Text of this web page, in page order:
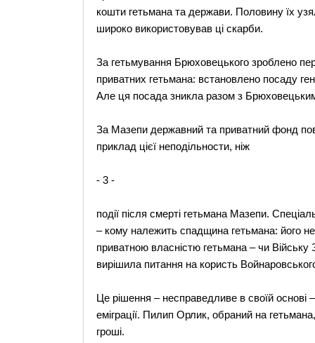
кошти гетьмана та держави. Половину їх
широко використовував ці скарби.
За гетьмування Брюховецького зроблено
приватних гетьмана: встановлено посаду
Але ця посада зникла разом з Брюховецьким
За Мазепи державний та приватний фонд
приклад цієї неподільности, ніж
- 3 -
події після смерті гетьмана Мазепи.
– кому належить спадщина гетьмана: його
приватною власністю гетьмана – чи Війську
вирішила питання на користь
Це рішення – несправедливе в своїй
еміграції. Пилип Орлик, обраний на
гроші.